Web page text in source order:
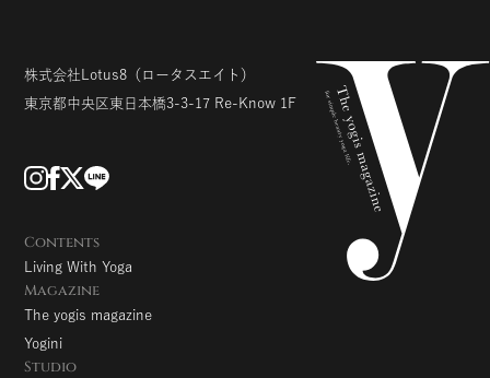
株式会社Lotus8 （ロータスエイト）
東京都中央区東日本橋3-3-17 Re-Know 1F
Contents
Living With Yoga
Magazine
The yogis magazine
Yogini
Studio